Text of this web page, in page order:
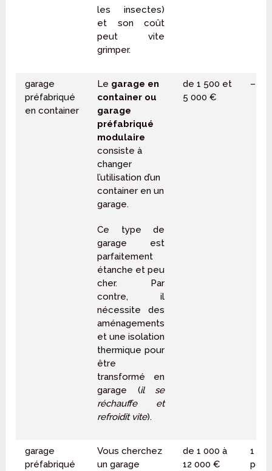
les insectes)
et son coût
peut vite
grimper.
garage
préfabriqué
en container
Le garage en
container ou
garage
préfabriqué
modulaire
consiste à
changer
l’utilisation d’un
container en un
garage.
Ce type de
garage est
parfaitement
étanche et peu
cher. Par
contre, il
nécessite des
aménagements
et une isolation
thermique pour
être
transformé en
garage (il se
réchauffe et
refroidit vite).
de 1 500 et
5 000 €
–
garage
préfabriqué
Vous cherchez
un garage
de 1 000 à
12 000 €
1
pour